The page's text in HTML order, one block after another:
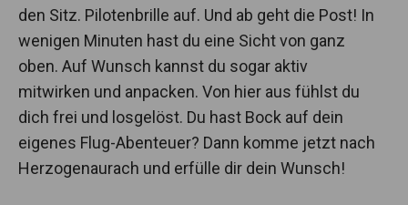
den Sitz. Pilotenbrille auf. Und ab geht die Post! In
wenigen Minuten hast du eine Sicht von ganz
oben. Auf Wunsch kannst du sogar aktiv
mitwirken und anpacken. Von hier aus fühlst du
dich frei und losgelöst. Du hast Bock auf dein
eigenes Flug-Abenteuer? Dann komme jetzt nach
Herzogenaurach und erfülle dir dein Wunsch!